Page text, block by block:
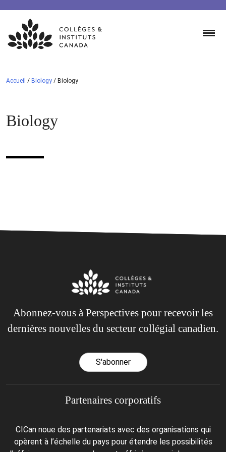
Skip
content
Accueil / Biology / Biology
Biology
Abonnez-vous à Perspectives pour recevoir les
dernières nouvelles du secteur collégial canadien.
S'abonner
Partenaires corporatifs
CICan noue des partenariats avec des organisations qui
opèrent à l’échelle du pays pour étendre les possibilités